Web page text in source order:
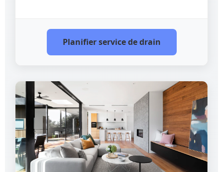
Planifier service de drain